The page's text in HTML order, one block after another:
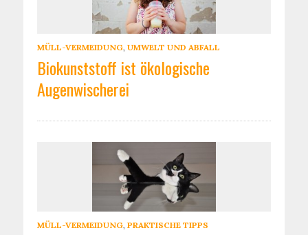
MÜLL-VERMEIDUNG, UMWELT UND ABFALL
Biokunststoff ist ökologische
Augenwischerei
MÜLL-VERMEIDUNG, PRAKTISCHE TIPPS